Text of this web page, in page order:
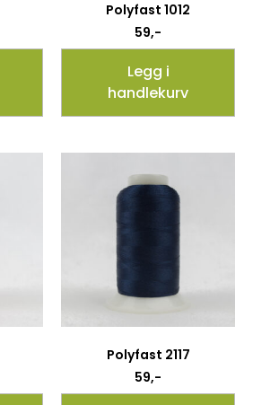
Polyfast 1012
59,-
Legg i
handlekurv
Polyfast 2117
59,-